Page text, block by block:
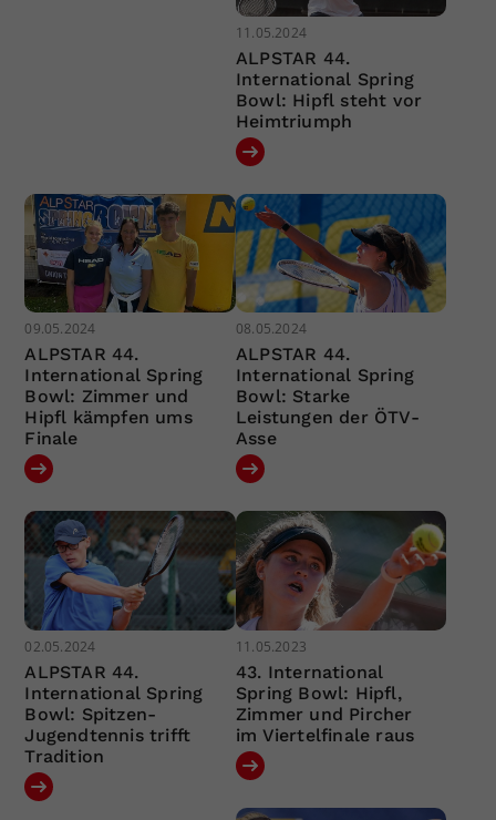
11.05.2024
ALPSTAR 44.
International Spring
Bowl: Hipfl steht vor
Heimtriumph
09.05.2024
ALPSTAR 44.
International Spring
Bowl: Zimmer und
Hipfl kämpfen ums
Finale
08.05.2024
ALPSTAR 44.
International Spring
Bowl: Starke
Leistungen der ÖTV-
Asse
02.05.2024
ALPSTAR 44.
International Spring
Bowl: Spitzen-
Jugendtennis trifft
Tradition
11.05.2023
43. International
Spring Bowl: Hipfl,
Zimmer und Pircher
im Viertelfinale raus